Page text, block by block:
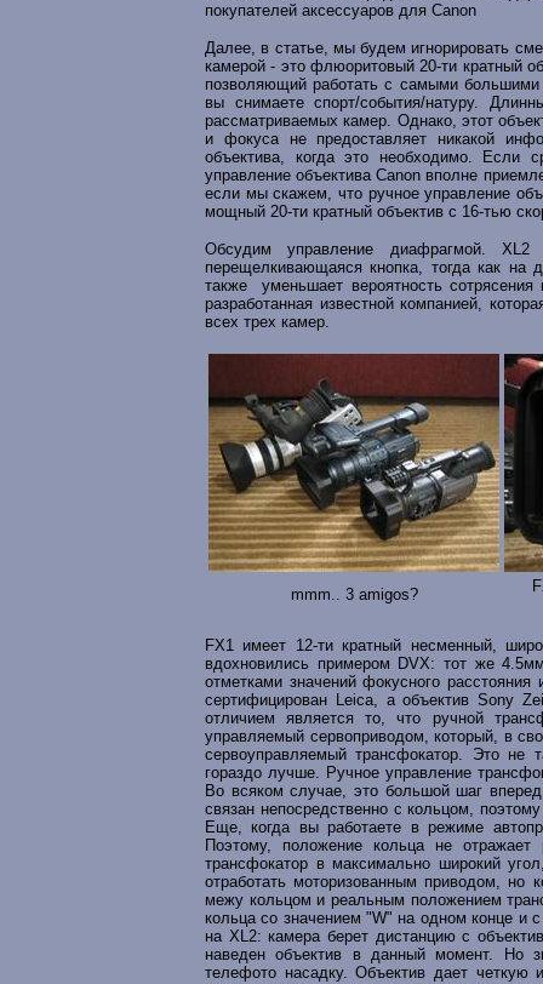
покупателей аксессуаров для Canon
Далее, в статье, мы будем игнорировать
камерой - это флюоритовый 20-ти кратный
позволяющий работать с самыми
вы снимаете спорт/события/натуру.
рассматриваемых камер. Однако, этот
и фокуса не предоставляет никакой
объектива, когда это необходимо. Если
управление объектива Canon вполне
если мы скажем, что ручное управление
мощный 20-ти кратный объектив с 16-тью
Обсудим управление диафрагмой.
перещелкивающаяся кнопка, тогда как на
также уменьшает вероятность
разработанная известной компанией,
всех трех камер.
mmm.. 3 amigos?
FX1 имеет 12-ти кратный несменный,
вдохновились примером DVX: тот же
отметками значений фокусного
сертифицирован Leica, а объектив Sony
отличием является то, что ручной
управляемый сервоприводом, который, в
сервоуправляемый трансфокатор. Это не
гораздо лучше. Ручное управление
Во всяком случае, это большой шаг
связан непосредственно с кольцом,
Еще, когда вы работаете в режиме
Поэтому, положение кольца не
трансфокатор в максимально широкий
отработать моторизованным приводом, но
межу кольцом и реальным положением
кольца со значением "W" на одном конце и
на XL2: камера берет дистанцию с
наведен объектив в данный момент. Но
телефото насадку. Объектив дает четкую